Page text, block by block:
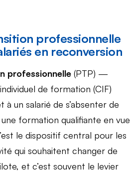
professionnelle
en reconversion
professionnelle (PTP) —
de formation (CIF)
un salarié de s’absenter de
formation qualifiante en vue
le dispositif central pour les
qui souhaitent changer de
et c’est souvent le levier